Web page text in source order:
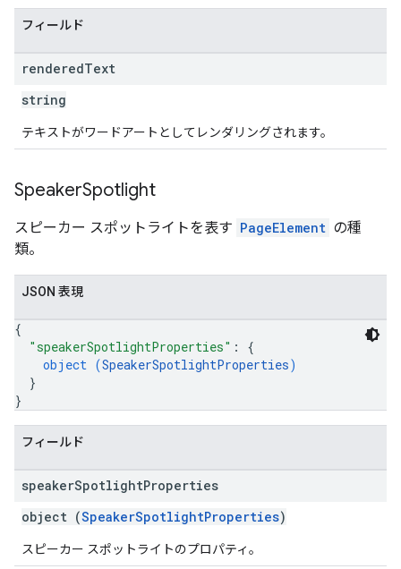
フィールド
renderedText
string
テキストがワードアートとしてレンダリングされます。
SpeakerSpotlight
スピーカー スポットライトを表す PageElement の種
類。
JSON 表現
{
"speakerSpotlightProperties" : {
object (SpeakerSpotlightProperties)
}
}
フィールド
speakerSpotlightProperties
object (SpeakerSpotlightProperties)
スピーカー スポットライトのプロパティ。